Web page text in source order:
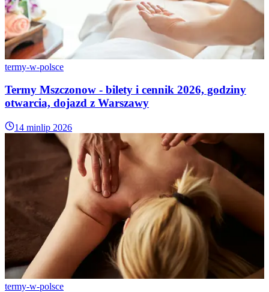
termy-w-polsce
Termy Mszczonow - bilety i cennik 2026, godziny
otwarcia, dojazd z Warszawy
14 minlip 2026
termy-w-polsce